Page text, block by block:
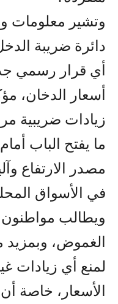
وتشير معلومات
دائرة ضريبة
أي قرار رسمي
أسعار الدخان،
زيادات ضريبية
ما يفتح الباب
مصدر الارتفاع
في الأسواق
ويطالب
الغموض، وبمزيد
لمنع أي زيادات
الأسعار، خاصة